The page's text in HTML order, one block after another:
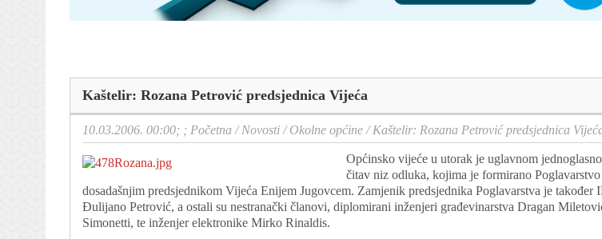
Kaštelir: Rozana Petrović predsjednica Vijeća
10.03.2006. 00:00; ; Početna /Novosti /Okolne općine /Kaštelir: Rozana Petrović predsjednica
Općinsko vijeće u utorak je uglavnom
čitav niz odluka, kojima je formirano Poglavarstvo
dosadašnjim predsjednikom Vijeća Enijem Jugovcem. Zamjenik predsjednika Poglavarstva je također
Đulijano Petrović, a ostali su nestranački članovi, diplomirani inženjeri građevinarstva Dragan
Simonetti, te inženjer elektronike Mirko Rinaldis.